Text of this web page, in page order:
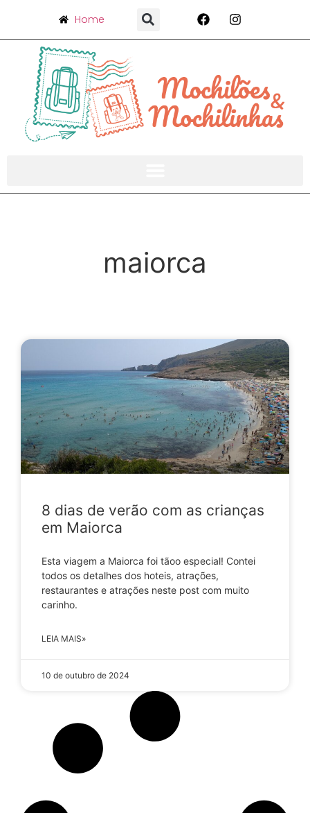
Home
maiorca
8 dias de verão com as crianças
em Maiorca
Esta viagem a Maiorca foi tãoo especial! Contei
todos os detalhes dos hoteis, atrações,
restaurantes e atrações neste post com muito
carinho.
LEIA MAIS»
10 de outubro de 2024